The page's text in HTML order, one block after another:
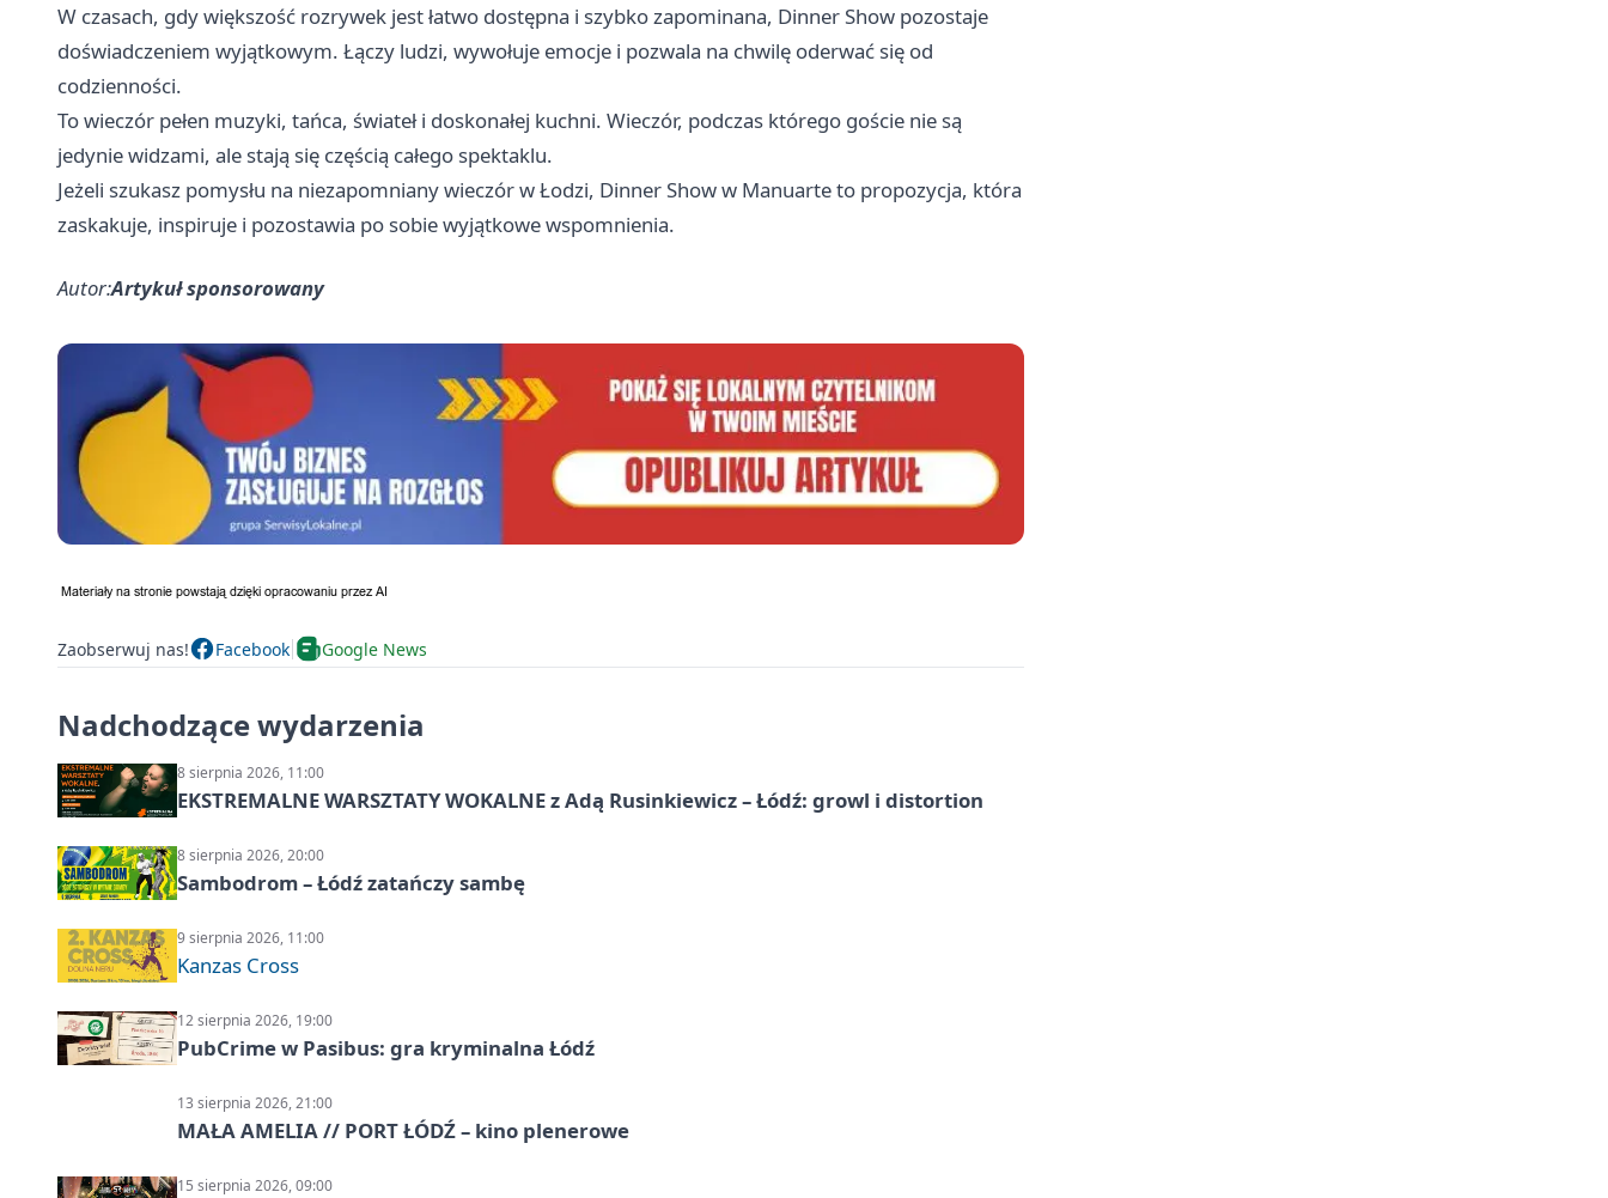
W czasach, gdy większość rozrywek jest łatwo dostępna i szybko zapominana, Dinner Show pozostaje
doświadczeniem wyjątkowym. Łączy ludzi, wywołuje emocje i pozwala na chwilę oderwać się od
codzienności.
To wieczór pełen muzyki, tańca, świateł i doskonałej kuchni. Wieczór, podczas którego goście nie są
jedynie widzami, ale stają się częścią całego spektaklu.
Jeżeli szukasz pomysłu na niezapomniany wieczór w Łodzi, Dinner Show w Manuarte to propozycja, która
zaskakuje, inspiruje i pozostawia po sobie wyjątkowe wspomnienia.
Autor:Artykuł sponsorowany
Zaobserwuj nas! Facebook Google News
Nadchodzące wydarzenia
8 sierpnia 2026, 11:00
EKSTREMALNE WARSZTATY WOKALNE z Adą Rusinkiewicz – Łódź: growl i distortion
8 sierpnia 2026, 20:00
Sambodrom – Łódź zatańczy sambę
9 sierpnia 2026, 11:00
Kanzas Cross
12 sierpnia 2026, 19:00
PubCrime w Pasibus: gra kryminalna Łódź
13 sierpnia 2026, 21:00
MAŁA AMELIA // PORT ŁÓDŹ – kino plenerowe
15 sierpnia 2026, 09:00